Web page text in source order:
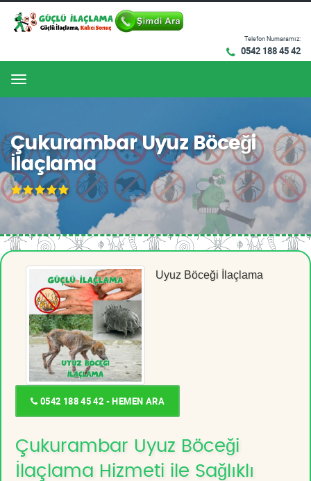
Telefon Numaramız:
0542 188 45 42
Menu
Çukurambar Uyuz Böceği
İlaçlama
Uyuz Böceği İlaçlama
0542 188 45 42 - HEMEN ARA
Çukurambar Uyuz Böceği
İlaçlama Hizmeti ile Sağlıklı